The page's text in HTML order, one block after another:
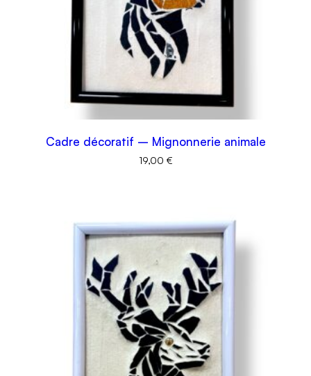
Cadre décoratif – Mignonnerie animale
19,00 €